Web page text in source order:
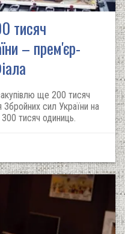
тисяч
– прем'єр-
ще 200 тисяч
Збройних сил України на
тисяч одиниць.